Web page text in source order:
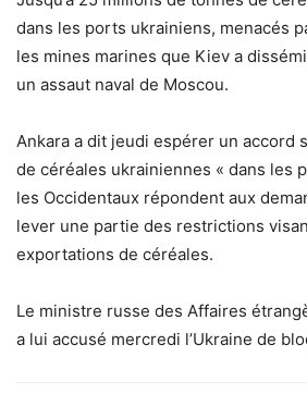
dans les ports ukrainiens, menacés
les mines marines que Kiev a
un assaut naval de Moscou.
Ankara a dit jeudi espérer un accord
de céréales ukrainiennes « dans les
les Occidentaux répondent aux
lever une partie des restrictions
exportations de céréales.
Le ministre russe des Affaires
a lui accusé mercredi l’Ukraine de